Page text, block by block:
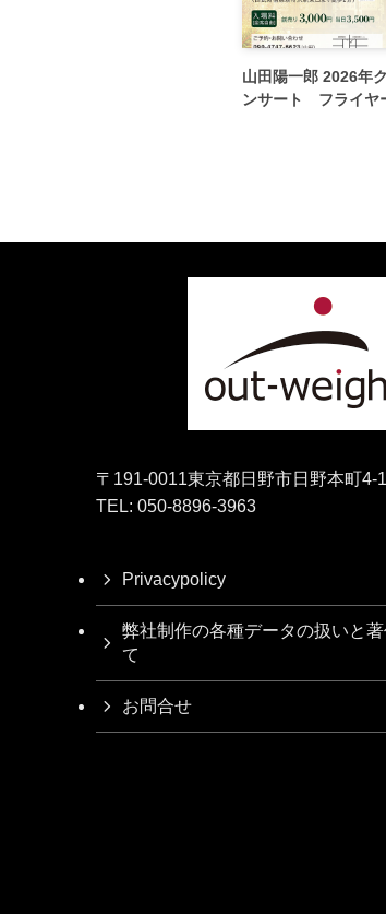
山田陽一郎 2026年
ンサート フライヤ
〒191-0011東京都日野市日野本町4-
TEL: 050-8896-3963
Privacypolicy
弊社制作の各種データの扱いと
て
お問合せ